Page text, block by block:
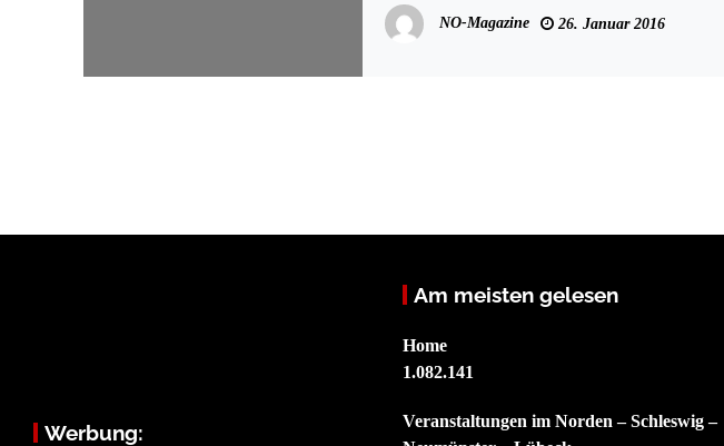
NO-Magazine 26. Januar 2016
Werbung:
Am meisten gelesen
Home
1.082.141
Veranstaltungen im Norden – Schleswig –